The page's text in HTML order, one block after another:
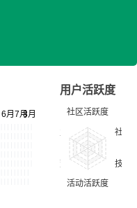
用户活跃度